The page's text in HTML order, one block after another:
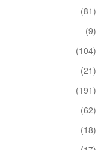
(81)
(9)
(104)
(21)
(191)
(62)
(18)